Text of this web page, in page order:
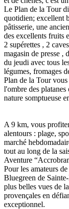
Le Plan de la Tour
quotidien; excellent
pâtisserie, une
des excellents fruits
2 supérettes , 2
magasin de presse ,
du jeudi avec tous
légumes, fromages
Plan de la Tour
l'ombre des
nature somptueuse
A 9 km, vous
alentours : plage,
marché
tout au long de la
Aventure
Pour les amateurs
Bluegreen de
plus belles vues de
provençales en
exceptionnel.